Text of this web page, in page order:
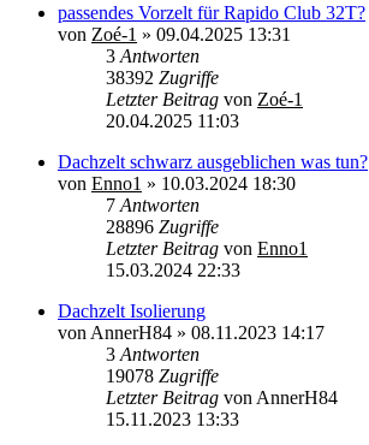
passendes Vorzelt für Rapido Club 32T?
von Zoé-1 » 09.04.2025 13:31
3 Antworten
38392 Zugriffe
Letzter Beitrag von Zoé-1
20.04.2025 11:03
Dachzelt schwarz ausgeblichen was tun?
von Enno1 » 10.03.2024 18:30
7 Antworten
28896 Zugriffe
Letzter Beitrag von Enno1
15.03.2024 22:33
Dachzelt Isolierung
von AnnerH84 » 08.11.2023 14:17
3 Antworten
19078 Zugriffe
Letzter Beitrag von AnnerH84
15.11.2023 13:33